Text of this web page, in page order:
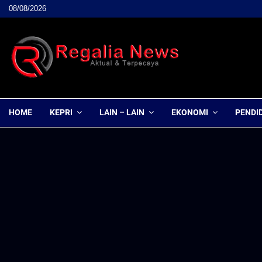
08/08/2026
HOME KEPRI LAIN – LAIN EKONOMI